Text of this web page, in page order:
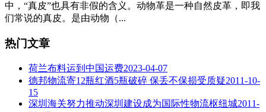
中，“真皮”也具有非假的含义。动物革是一种自然皮革，即我
们常说的真皮。是由动物（...
热门文章
荷兰布料运到中国运费2023-04-07
德邦物流寄12瓶红酒5瓶破碎 保丢不保损受质疑2011-10-
15
深圳海关努力推动深圳建设成为国际性物流枢纽城2011-